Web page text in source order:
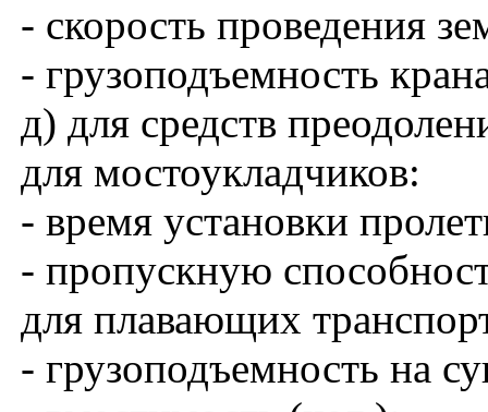
- скорость проведения
- грузоподъемность
д) для средств
для мостоукладчиков:
- время установки
- пропускную
для плавающих
- грузоподъемность на